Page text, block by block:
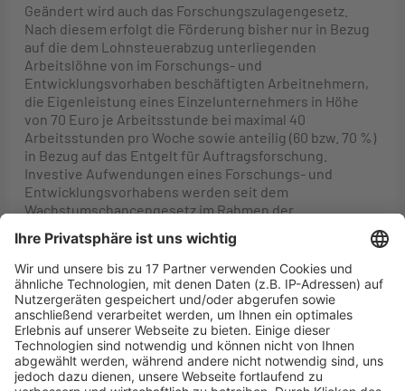
Geändert wird auch das Forschungszulagengesetz.
Nach diesem erfolgt die Förderung bisher nur in Bezug
auf die dem Lohnsteuerabzug unterliegenden
Arbeitslöhne von im Forschungs- und
Entwicklungsvorhaben beschäftigten Arbeitnehmern,
die Eigenleistung eines Einzelunternehmers in Höhe
von 70 Euro je Arbeitsstunde bei maximal 40
Arbeitsstunden pro Woche sowie anteilig (60 bzw. 70 %)
in Bezug auf das Entgelt für Auftragsforschung.
Investive Aufwendungen eines Forschungs- und
Entwicklungsvorhabens werden seit dem
Wachstumschancengesetz im Rahmen der
Forschungszulage auf zusätzliche Gemein- und
sonstige Betriebskosten ausgeweitet werden, wenn
diese förderfähigen Aufwendungen im Rahmen eines
begünstigten Forschungs- und
Entwicklungsvorhabens, welches nach dem 31.12.2025
begonnen hat, entstanden sind. Die zeitliche
Eingrenzung wird als notwendig angesehen, um die für
Steuervergünstigungen nötige Anreizwirkung